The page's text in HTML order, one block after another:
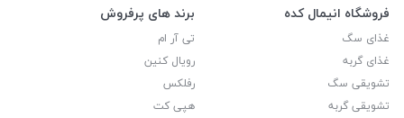
فروشگاه انیمال کده
غذای سگ
غذای گربه
تشویقی سگ
تشویقی گربه
برند های پرفروش
تی آر ام
رویال کنین
رفلکس
هپی کت